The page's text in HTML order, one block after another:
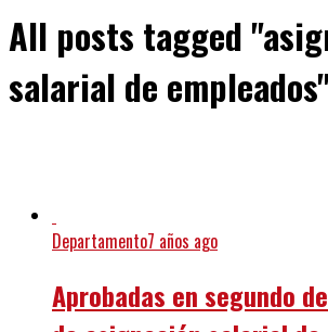
All posts tagged
salarial de
Departamento7 años ago
Aprobadas en segundo